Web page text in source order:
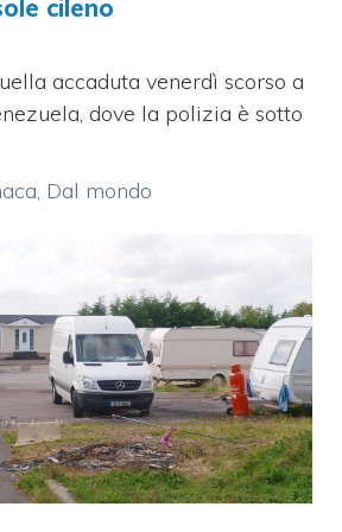
cileno
accaduta venerdì scorso a
dove la polizia è sotto
Dal mondo